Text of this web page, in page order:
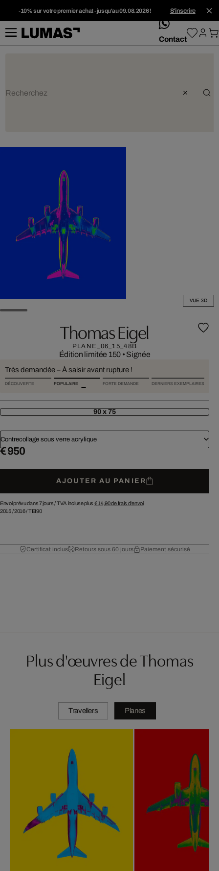
-10% sur votre premier achat - jusqu'au 09.08.2026 ! S'inscrire
whatsApp
Contact
VUE 3D
Thomas Eigel
PLANE_06_15_48B
Édition limitée 150 • Signée
Très demandée – À saisir avant rupture !
DÉCOUVERTE POPULAIRE FORTE DEMANDE DERNIERS EXEMPLAIRES
90 x 75
Contrecollage sous verre acrylique
€ 950
AJOUTER AU PANIER
Envoi prévu dans 7 jours /TVA incluse plus € 14,90de frais d'envoi
2015/2016/TEI90
Certificat inclus Retours sous 60 jours Paiement sécurisé
Plus d'œuvres de Thomas
Eigel
Travellers Planes